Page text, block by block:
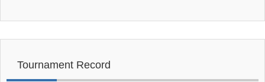
Tournament Record